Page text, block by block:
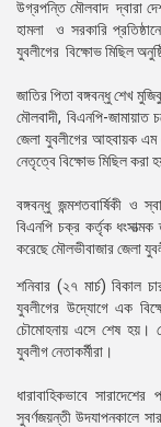
উগ্রপন্তি মৌলবাদ দ্বারা
হামলা ও সরকারি
যুবলীগের বিক্ষোভ মিছিল
জাতির পিতা বঙ্গবন্ধু শেখ
মৌলবাদী, বিএনপি-জামায়াত
জেলা যুবলীগের আহবায়ক
নেতৃত্বে বিক্ষোভ মিছিল করা
বঙ্গবন্ধু জন্মশতবার্ষিকী ও
বিএনপি চক্র কর্তৃক ধংসাত্মক
করেছে মৌলভীবাজার জেলা
শনিবার (২৭ মার্চ) বিকাল
যুবলীগের উদ্যোগে এক
চৌমোহনায় এসে শেষ হয়।
যুবলীগ নেতাকর্মীরা।
ধারাবাহিকভাবে
সুবর্ণজয়ন্তী উদযাপনকালে